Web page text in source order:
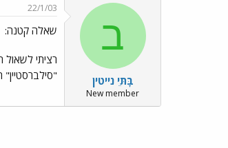
ב
בָּתֵּי נייטין
New member
22/1/03
שאלה קטנה:
רציתי לשאול